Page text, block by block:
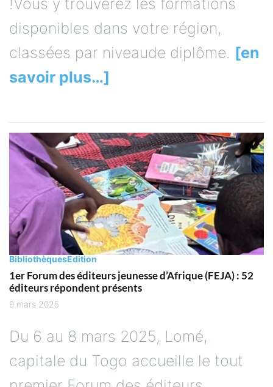
!Vous y trouverez les formations
disponibles dans votre région,
classées par niveaude diplôme. [en
savoir plus…]
BibliothèquesEdition
1er Forum des éditeurs jeunesse d’Afrique (FEJA) : 52
éditeurs répondent présents
9 mars 2025
Du 6 au 8 mars 2025, Lomé,
capitale du Togo accueille le tout